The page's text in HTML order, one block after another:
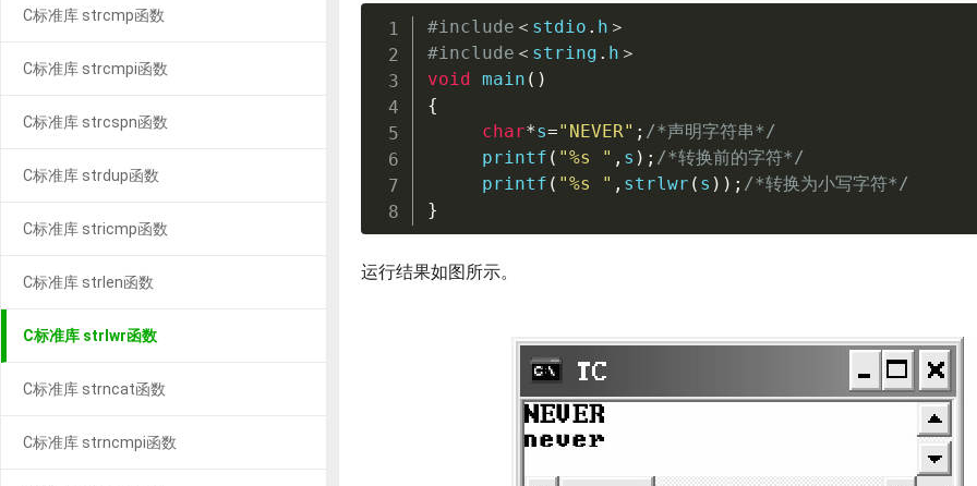
#include ＜ stdio . h ＞
#include ＜ string . h ＞
void main ( )
{
char*s="NEVER" ; /*声明字符串*/
printf ( "%s " , s ) ; /*转换前的字符*/
printf ( "%s " , strlwr ( s ) ) ; /*转换为小写字符*/
}
运行结果如图所示。
C标准库 strcmp函数
C标准库 strcmpi函数
C标准库 strcspn函数
C标准库 strdup函数
C标准库 stricmp函数
C标准库 strlen函数
C标准库 strlwr函数
C标准库 strncat函数
C标准库 strncmpi函数